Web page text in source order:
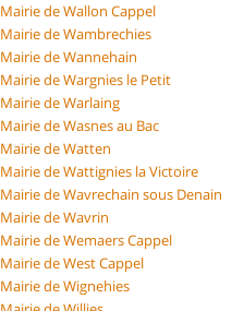
Mairie de Wallon Cappel
Mairie de Wambrechies
Mairie de Wannehain
Mairie de Wargnies le Petit
Mairie de Warlaing
Mairie de Wasnes au Bac
Mairie de Watten
Mairie de Wattignies la Victoire
Mairie de Wavrechain sous Denain
Mairie de Wavrin
Mairie de Wemaers Cappel
Mairie de West Cappel
Mairie de Wignehies